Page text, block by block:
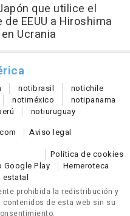
que utilice el
EEUU a Hiroshima
Ucrania
notibrasil notichile
notiméxico notipanama
notiuruguay
Aviso legal
Política de cookies
Google Play
Hemeroteca
estatal
prohibida la redistribución y
de esta web sin su